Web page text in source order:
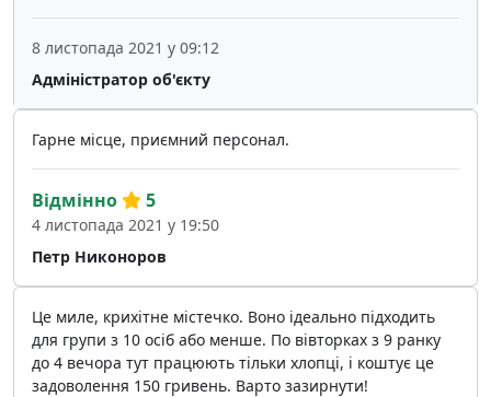
Адміністратор об'єкту
8 листопада 2021 у 09:12
Гарне місце, приємний персонал.
Петр Никоноров
Відмінно 5
4 листопада 2021 у 19:50
Це миле, крихітне містечко. Воно ідеально підходить
для групи з 10 осіб або менше. По вівторках з 9 ранку
до 4 вечора тут працюють тільки хлопці, і коштує це
задоволення 150 гривень. Варто зазирнути!